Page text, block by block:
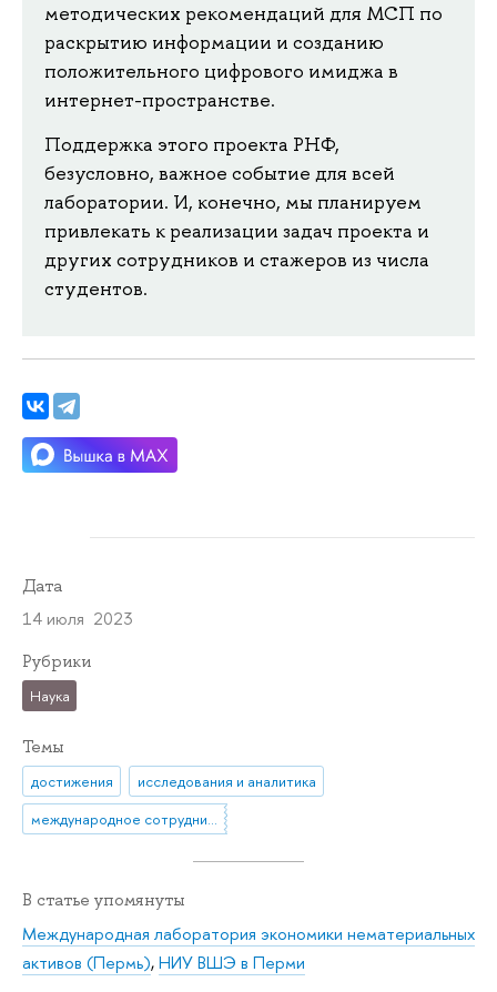
методических рекомендаций для МСП по
раскрытию информации и созданию
положительного цифрового имиджа в
интернет-пространстве.
Поддержка этого проекта РНФ,
безусловно, важное событие для всей
лаборатории. И, конечно, мы планируем
привлекать к реализации задач проекта и
других сотрудников и стажеров из числа
студентов.
Дата
14 июля 2023
Рубрики
Наука
Темы
достижения
исследования и аналитика
международное сотрудничество
В статье упомянуты
Международная лаборатория экономики нематериальных
активов (Пермь),НИУ ВШЭ в Перми